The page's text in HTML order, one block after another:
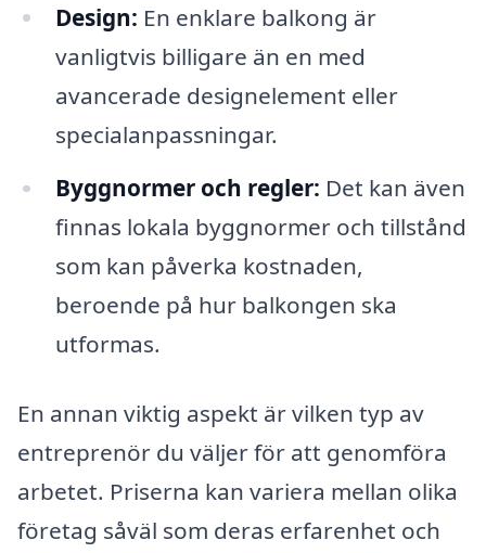
Design: En enklare balkong är
vanligtvis billigare än en med
avancerade designelement eller
specialanpassningar.
Byggnormer och regler: Det kan även
finnas lokala byggnormer och tillstånd
som kan påverka kostnaden,
beroende på hur balkongen ska
utformas.
En annan viktig aspekt är vilken typ av
entreprenör du väljer för att genomföra
arbetet. Priserna kan variera mellan olika
företag såväl som deras erfarenhet och